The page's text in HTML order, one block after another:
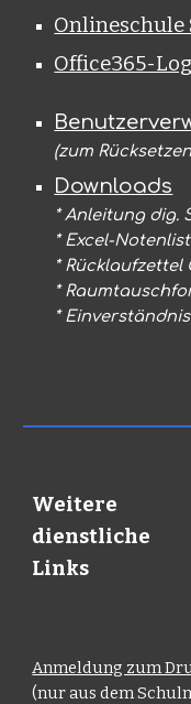
Onlineschule
Office365-
(zum
Downloads
* Anleitung dig.
* Excel-
* Rücklaufzettel
*
*
Weitere
dienstliche
Links
Anmeldung zum
(nur aus dem